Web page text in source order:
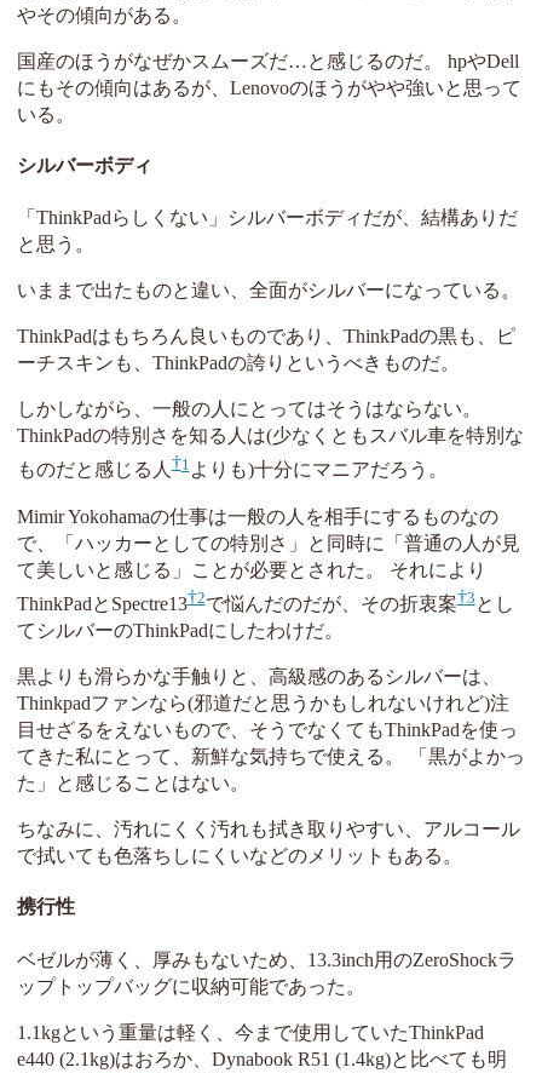
やその傾向がある。
国産のほうがなぜかスムーズだ…と感じるのだ。 hpやDell
にもその傾向はあるが、Lenovoのほうがやや強いと思って
いる。
シルバーボディ
「ThinkPadらしくない」シルバーボディだが、結構ありだ
と思う。
いままで出たものと違い、全面がシルバーになっている。
ThinkPadはもちろん良いものであり、ThinkPadの黒も、ピ
ーチスキンも、ThinkPadの誇りというべきものだ。
しかしながら、一般の人にとってはそうはならない。
ThinkPadの特別さを知る人は(少なくともスバル車を特別な
ものだと感じる人 1よりも)十分にマニアだろう。
Mimir Yokohamaの仕事は一般の人を相手にするものなの
で、「ハッカーとしての特別さ」と同時に「普通の人が見
て美しいと感じる」ことが必要とされた。 それにより
ThinkPadとSpectre13 2で悩んだのだが、その折衷案 3とし
てシルバーのThinkPadにしたわけだ。
黒よりも滑らかな手触りと、高級感のあるシルバーは、
Thinkpadファンなら(邪道だと思うかもしれないけれど)注
目せざるをえないもので、そうでなくてもThinkPadを使っ
てきた私にとって、新鮮な気持ちで使える。 「黒がよかっ
た」と感じることはない。
ちなみに、汚れにくく汚れも拭き取りやすい、アルコール
で拭いても色落ちしにくいなどのメリットもある。
携行性
ベゼルが薄く、厚みもないため、13.3inch用のZeroShockラ
ップトップバッグに収納可能であった。
1.1kgという重量は軽く、今まで使用していたThinkPad
e440 (2.1kg)はおろか、Dynabook R51 (1.4kg)と比べても明